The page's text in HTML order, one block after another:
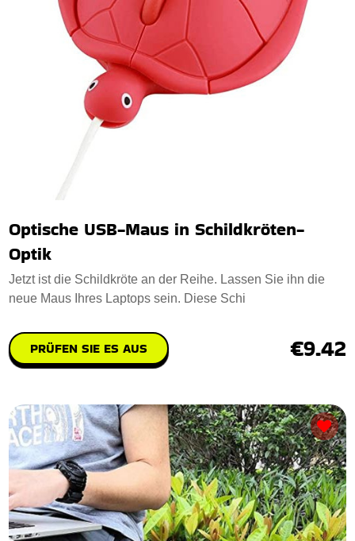
Optische USB-Maus in Schildkröten-
Optik
Jetzt ist die Schildkröte an der Reihe. Lassen Sie ihn die
neue Maus Ihres Laptops sein. Diese Schi
PRÜFEN SIE ES AUS €9.42